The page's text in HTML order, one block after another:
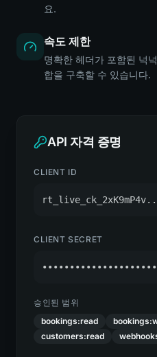
요.
속도 제한
명확한 헤더가 포함된 넉
합을 구축할 수 있습니다.
API 자격 증명
CLIENT ID
CLIENT SECRET
승인된 범위
bookings:read
customers:read